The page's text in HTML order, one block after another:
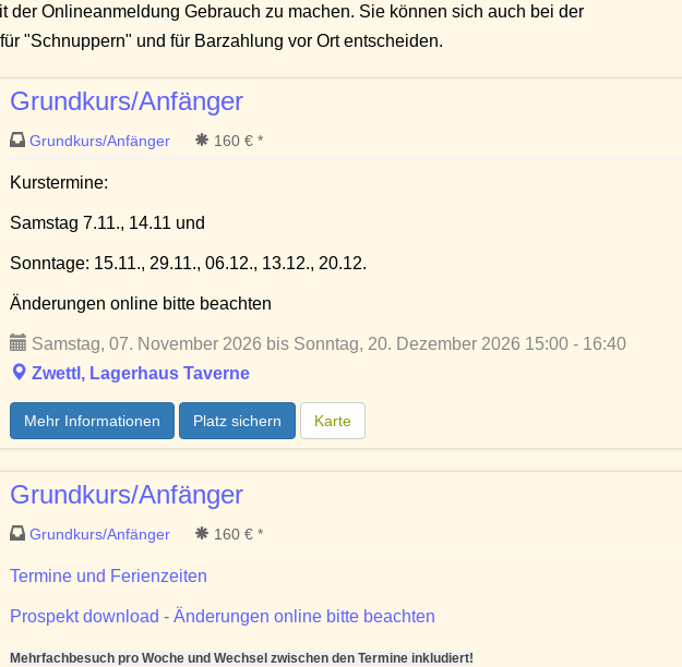
der Onlineanmeldung Gebrauch zu machen. Sie können sich auch bei der
"Schnuppern" und für Barzahlung vor Ort entscheiden.
Grundkurs/Anfänger
Grundkurs/Anfänger 160 € *
Kurstermine:
Samstag 7.11., 14.11 und
Sonntage: 15.11., 29.11., 06.12., 13.12., 20.12.
Änderungen online bitte beachten
Samstag, 07. November 2026 bis Sonntag, 20. Dezember 2026 15:00 - 16:40
Zwettl, Lagerhaus Taverne
Mehr Informationen Platz sichern Karte
Grundkurs/Anfänger
Grundkurs/Anfänger 160 € *
Termine und Ferienzeiten
Prospekt download - Änderungen online bitte beachten
Mehrfachbesuch pro Woche und Wechsel zwischen den Termine inkludiert!